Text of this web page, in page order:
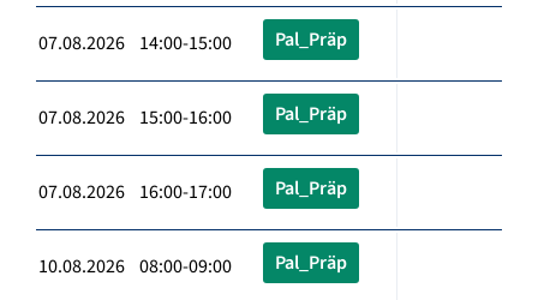
07.08.2026 14:00-15:00 Pal_Präp
07.08.2026 15:00-16:00 Pal_Präp
07.08.2026 16:00-17:00 Pal_Präp
10.08.2026 08:00-09:00 Pal_Präp